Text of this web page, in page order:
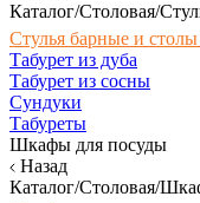
Каталог/Столовая/
Стулья барные и
Табурет из дуба
Табурет из сосны
Сундуки
Табуреты
Шкафы для посуды
Назад
Каталог/Столовая/